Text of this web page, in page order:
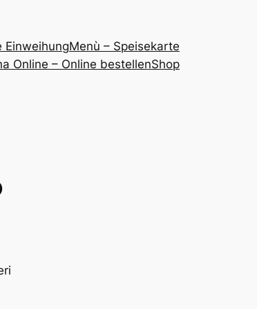
EinweihungMenù – Speisekarte
Online – Online bestellenShop